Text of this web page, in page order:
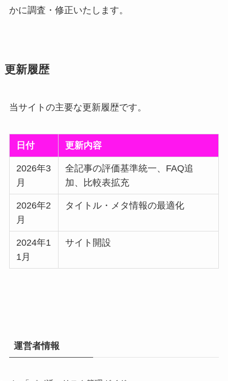
かに調査・修正いたします。
更新履歴
当サイトの主要な更新履歴です。
日付 更新内容
2026年3
月
全記事の評価基準統一、FAQ追
加、比較表拡充
2026年2
月
タイトル・メタ情報の最適化
2024年1
1月
サイト開設
運営者情報